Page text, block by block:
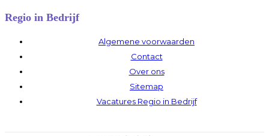
Regio in Bedrijf
Algemene voorwaarden
Contact
Over ons
Sitemap
Vacatures Regio in Bedrijf